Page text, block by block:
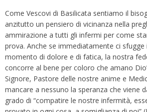
Come Vescovi di Basilicata sentiamo il
anzitutto un pensiero di vicinanza nella
ammirazione a tutti gli infermi per come
prova. Anche se immediatamente ci
momento di dolore e di fatica, la nostra
concorre al bene per coloro che amano
Signore, Pastore delle nostre anime e
mancare a nessuno la speranza che viene
grado di “compatire le nostre infermità,